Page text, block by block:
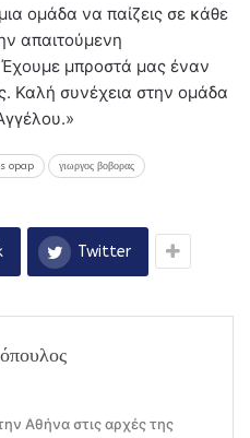
ομάδα να παίζεις σε κάθε
απαιτούμενη
μπροστά μας έναν
Καλή συνέχεια στην ομάδα
opap γιωργος βοβορας
Twitter
Αθήνα στις αρχές της